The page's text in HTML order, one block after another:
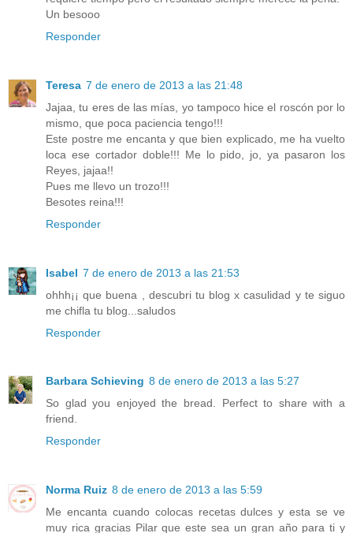
Un besooo
Responder
Teresa 7 de enero de 2013 a las 21:48
Jajaa, tu eres de las mías, yo tampoco hice el roscón por lo
mismo, que poca paciencia tengo!!!
Este postre me encanta y que bien explicado, me ha vuelto
loca ese cortador doble!!! Me lo pido, jo, ya pasaron los
Reyes, jajaa!!
Pues me llevo un trozo!!!
Besotes reina!!!
Responder
Isabel 7 de enero de 2013 a las 21:53
ohhh¡¡ que buena , descubri tu blog x casulidad y te siguo
me chifla tu blog...saludos
Responder
Barbara Schieving 8 de enero de 2013 a las 5:27
So glad you enjoyed the bread. Perfect to share with a
friend.
Responder
Norma Ruiz 8 de enero de 2013 a las 5:59
Me encanta cuando colocas recetas dulces y esta se ve
muy rica gracias Pilar que este sea un gran año para ti y